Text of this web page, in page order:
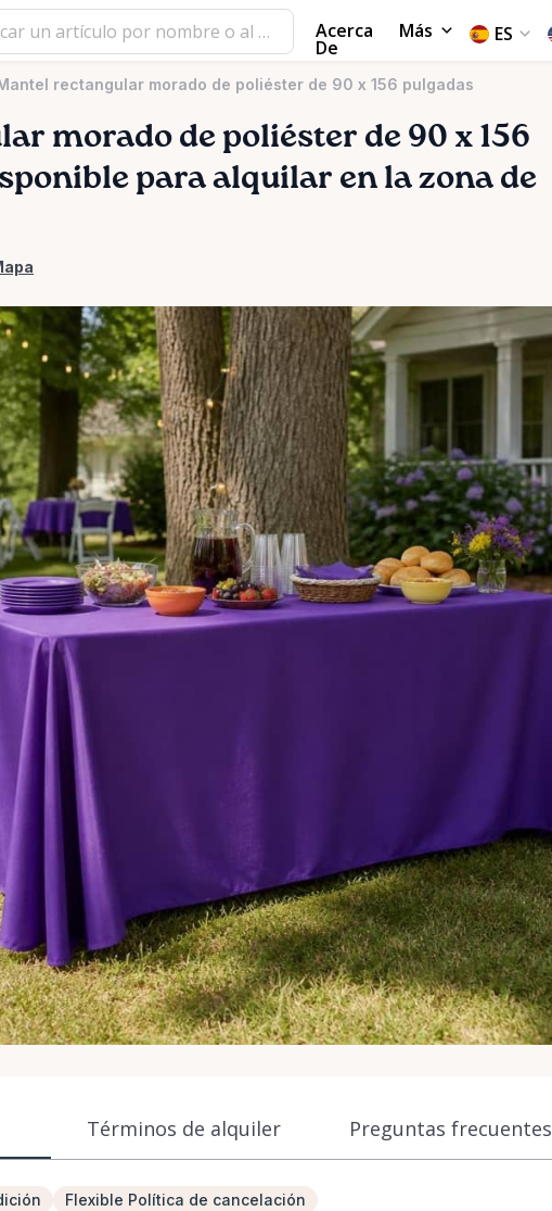
Acerca
De
Más ES
rectangular morado de poliéster de 90 x 156 pulgadas
morado de poliéster de 90 x 156
para alquilar en la zona de
Términos de alquiler Preguntas frecuentes
Flexible Política de cancelación